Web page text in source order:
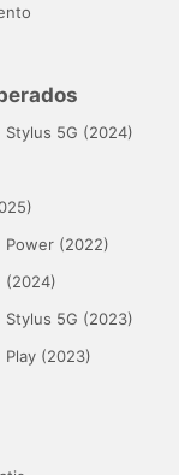
5G (2024)
Power (2022)
(2024)
5G (2023)
(2023)